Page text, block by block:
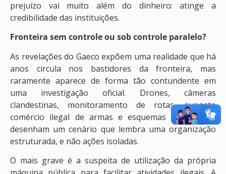
prejuízo vai muito além do dinheiro: atinge a
credibilidade das instituições.
Fronteira sem controle ou sob controle paralelo?
As revelações do Gaeco expõem uma realidade que há
anos circula nos bastidores da fronteira, mas
raramente aparece de forma tão contundente em
uma investigação oficial. Drones, câmeras
clandestinas, monitoramento de rotas, suposto
comércio ilegal de armas e esquemas de propina
desenham um cenário que lembra uma organização
estruturada, e não ações isoladas.
O mais grave é a suspeita de utilização da própria